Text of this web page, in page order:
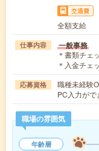
交通費
全額支給
仕事内容 一般事務
＊書類チェ
＊入金チェ
応募資格
職種未経験
PC入力がで
職場の雰囲気
年齢層